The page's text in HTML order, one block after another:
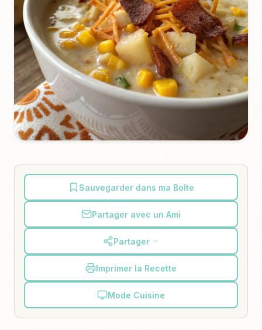
Sauvegarder dans ma Boîte
Partager avec un Ami
Partager
Imprimer la Recette
Mode Cuisine